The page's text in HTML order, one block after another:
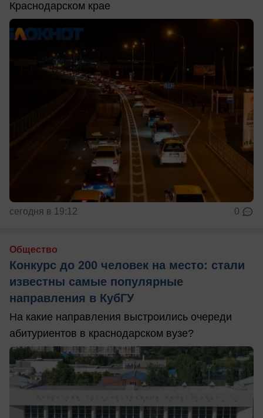
Краснодарском крае
сегодня в 19:12 0
Общество
Конкурс до 200 человек на место: стали
известны самые популярные
направления в КубГУ
На какие направления выстроились очереди
абитуриентов в краснодарском вузе?